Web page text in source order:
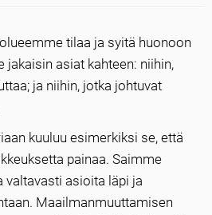
tilaa ja syitä huonoon
jakaisin asiat kahteen: niihin,
ja niihin, jotka johtuvat
kuuluu esimerkiksi se, että
painaa. Saimme
valtavasti asioita läpi ja
Maailmanmuuttamisen